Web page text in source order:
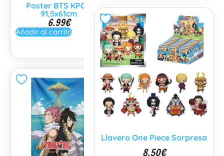
Poster BTS KPOP
91,5x61cm
6.99€
Añadir al carrito
Poster Hanako Kun
91.5x61cm
€
Añadir al carrito
Llavero One Piece Sorpresa
8.50€